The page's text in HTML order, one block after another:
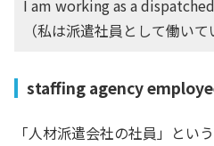
I am working as a
（私は派遣社員として働いて
staffing agency
「人材派遣会社の社員」とい